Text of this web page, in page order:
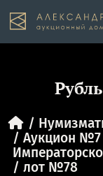
Аукцион №7
лот №78